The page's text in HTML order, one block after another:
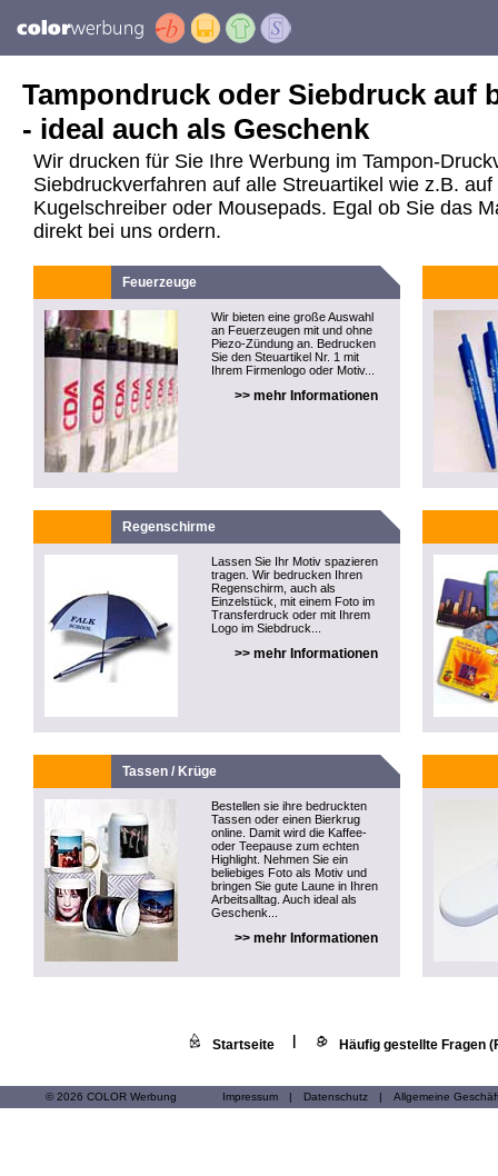
Tampondruck oder Siebdruck auf
- ideal auch als Geschenk
Wir drucken für Sie Ihre Werbung im Tampon-
Siebdruckverfahren auf alle Streuartikel wie z.B.
Kugelschreiber oder Mousepads. Egal ob Sie das
direkt bei uns ordern.
Feuerzeuge
Wir bieten eine große Auswahl
an Feuerzeugen mit und ohne
Piezo-Zündung an. Bedrucken
Sie den Steuartikel Nr. 1 mit
Ihrem Firmenlogo oder Motiv...
>> mehr Informationen
Regenschirme
Lassen Sie Ihr Motiv spazieren
tragen. Wir bedrucken Ihren
Regenschirm, auch als
Einzelstück, mit einem Foto im
Transferdruck oder mit Ihrem
Logo im Siebdruck...
>> mehr Informationen
Tassen / Krüge
Bestellen sie ihre bedruckten
Tassen oder einen Bierkrug
online. Damit wird die Kaffee-
oder Teepause zum echten
Highlight. Nehmen Sie ein
beliebiges Foto als Motiv und
bringen Sie gute Laune in Ihren
Arbeitsalltag. Auch ideal als
Geschenk...
>> mehr Informationen
Startseite Häufig gestellte Fragen
© 2026 COLOR Werbung Impressum | Datenschutz | Allgemeine